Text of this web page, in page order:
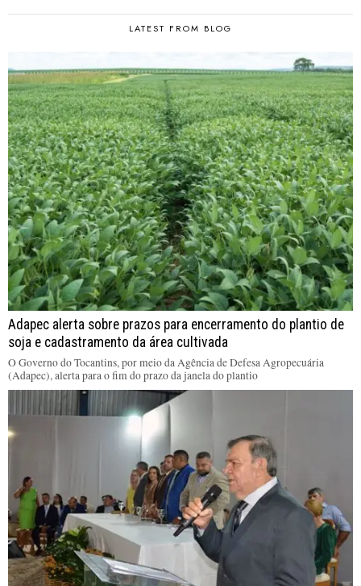
LATEST FROM BLOG
Adapec alerta sobre prazos para encerramento do plantio de
soja e cadastramento da área cultivada
O Governo do Tocantins, por meio da Agência de Defesa Agropecuária
(Adapec), alerta para o fim do prazo da janela do plantio